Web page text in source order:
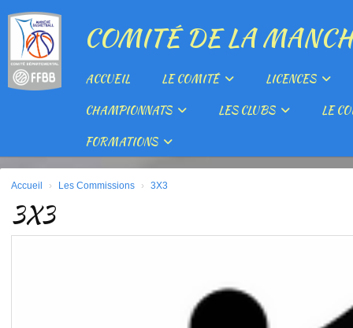
COMITÉ DE LA
ACCUEIL LE COMITÉ
LICENCES
CHAMPIONNATS
LES CLUBS
LE
FORMATIONS
Accueil Les Commissions 3X3
3X3